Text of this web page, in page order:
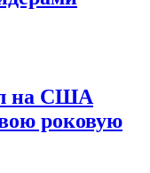
на США
роковую